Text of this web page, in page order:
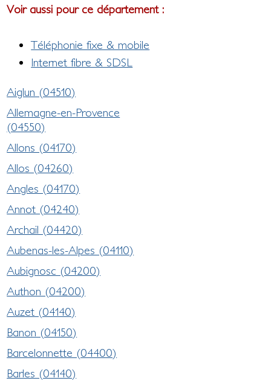
Voir aussi pour ce département :
Téléphonie fixe & mobile
Internet fibre & SDSL
Aiglun (04510)
Allemagne-en-Provence
(04550)
Allons (04170)
Allos (04260)
Angles (04170)
Annot (04240)
Archail (04420)
Aubenas-les-Alpes (04110)
Aubignosc (04200)
Authon (04200)
Auzet (04140)
Banon (04150)
Barcelonnette (04400)
Barles (04140)